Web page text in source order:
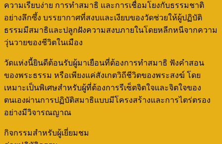
ความเรียบง่าย การทำสมาธิ และการเชื่อมโยงกับธรรมชาติ
อย่างลึกซึ้ง บรรยากาศที่สงบและเงียบของวัดช่วยให้ผู้ปฏิบัติ
ธรรมมีสมาธิและปลูกฝังความสงบภายในโดยหลีกหนีจากความ
วุ่นวายของชีวิตในเมือง
วัดแห่งนี้ยินดีต้อนรับผู้มาเยือนที่ต้องการทำสมาธิ ฟังคำสอน
ของพระธรรม หรือเพียงแค่สังเกตวิถีชีวิตของพระสงฆ์ โดย
เหมาะเป็นพิเศษสำหรับผู้ที่ต้องการรีเซ็ตจิตใจและจิตใจของ
ตนเองผ่านการปฏิบัติสมาธิแบบมีโครงสร้างและการไตร่ตรอง
อย่างมีวิจารณญาณ
กิจกรรมสำหรับผู้เยี่ยมชม